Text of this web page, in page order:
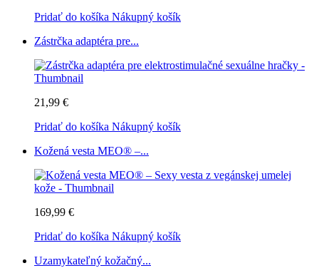
Pridať do košíka Nákupný košík
Zástrčka adaptéra pre...
21,99 €
Pridať do košíka Nákupný košík
Kožená vesta MEO® –...
169,99 €
Pridať do košíka Nákupný košík
Uzamykateľný kožačný...